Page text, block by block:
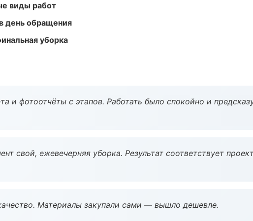
виды работ
день обращения
уборка
и фотоотчёты с этапов. Работать было спокойно и
свой, ежевечерняя уборка. Результат соответствует
Материалы закупали сами — вышло дешевле.